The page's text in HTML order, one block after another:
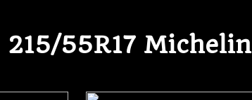
55R17 Michelin